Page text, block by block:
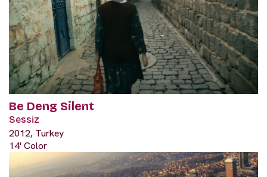
Be Deng Silent
Sessiz
2012, Turkey
14' Color